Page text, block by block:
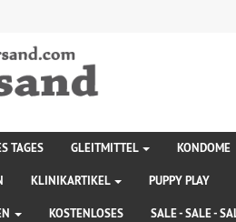
TAGES GLEITMITTEL KONDOME
KLINIKARTIKEL PUPPY PLAY
KOSTENLOSES SALE - SALE -